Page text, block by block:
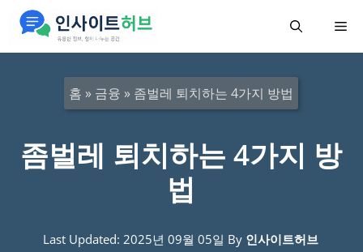
메
홈 » 금융 » 좀벌레 퇴치하는 4가지 방법
좀벌레 퇴치하는 4가지 방
법
Last Updated: 2025년 09월 05일 By 인사이트허브